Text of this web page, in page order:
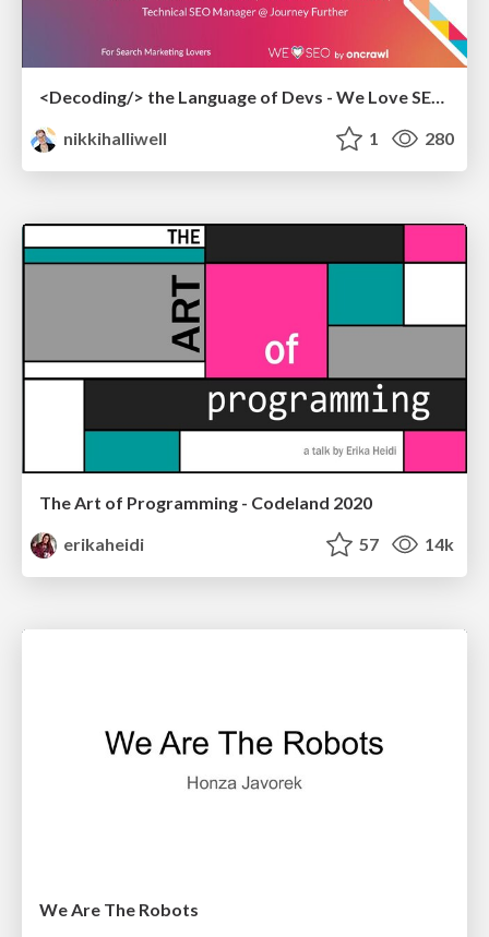
<Decoding/> the Language of Devs - We Love SEO 2024
nikkihalliwell
1 280
The Art of Programming - Codeland 2020
erikaheidi
57 14k
We Are The Robots